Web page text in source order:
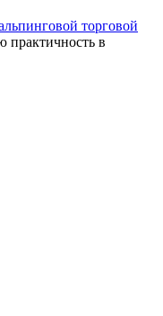
торговой
практичность в